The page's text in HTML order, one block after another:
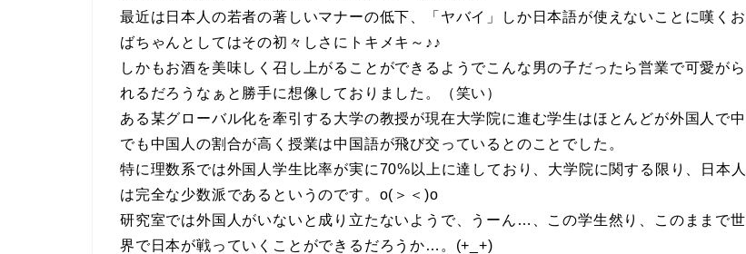
最近は日本人の若者の著しいマナーの低下、「ヤバイ」しか日本語が使えないことに嘆くお
ばちゃんとしてはその初々しさにトキメキ～♪♪
しかもお酒を美味しく召し上がることができるようでこんな男の子だったら営業で可愛がら
れるだろうなぁと勝手に想像しておりました。（笑い）
ある某グローバル化を牽引する大学の教授が現在大学院に進む学生はほとんどが外国人で中
でも中国人の割合が高く授業は中国語が飛び交っているとのことでした。
特に理数系では外国人学生比率が実に70%以上に達しており、大学院に関する限り、日本人
は完全な少数派であるというのです。o(＞＜)o
研究室では外国人がいないと成り立たないようで、うーん…、この学生然り、このままで世
界で日本が戦っていくことができるだろうか…。(+_+)